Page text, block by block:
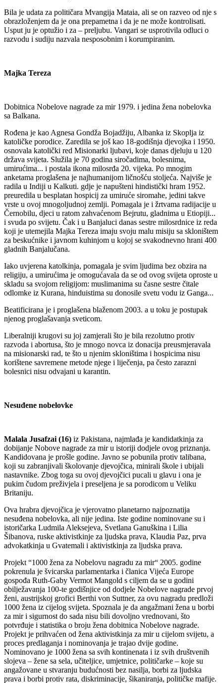
Bila je udata za političara Mvangija Mataia, ali se on razveo od nje s
obrazloženjem da je ona prepametna i da je ne može kontrolisati.
Usput ju je optužio i za – preljubu. Vangari se usprotivila odluci o
razvodu i sudiju nazvala nesposobnim i korumpiranim.
Majka Tereza
Dobitnica Nobelove nagrade za mir 1979. i jedina žena nobelovka
sa Balkana.
Rođena je kao Agnesa Gondža Bojadžiju, Albanka iz Skoplja iz
katoličke porodice. Zaredila se još kao 18-godišnja djevojka i 1950.
osnovala katolički red Misionarki ljubavi, koje danas djeluju u 120
država svijeta. Služila je 70 godina siročadima, bolesnima,
umirućima... i postala ikona milosrđa 20. vijeka. Po mnogim
anketama proglašena je najhumanijom ličnošću stoljeća. Najviše je
radila u Indiji u Kalkuti. gdje je napušteni hindistički hram 1952.
preuredila u besplatan hospicij za umiruće siromahe, jedini takve
vrste u ovoj mnogoljudnoj zemlji. Pomagala je i žrtvama radijacije u
Černobilu, djeci u ratom zahvaćenom Bejrutu, gladnima u Etiopiji...
i svuda po svijetu. Čak i u Banjaluci danas sestre milosrdnice iz reda
koji je utemejila Majka Tereza imaju svoju malu misiju sa skloništem
za beskućnike i javnom kuhinjom u kojoj se svakodnevno hrani 400
gladnih Banjalučana.
Iako uvjerena katolkinja, pomagala je svim ljudima bez obzira na
religiju, a umirućima je omogućavala da se od ovog svijeta oproste u
skladu sa svojom religijom: muslimanima su časne sestre čitale
odlomke iz Kurana, hinduistima su donosile svetu vodu iz Ganga...
Beatificirana je i proglašena blaženom 2003. a u toku je postupak
njenog proglašavanja sveticom.
Liberalniji krugovi su joj zamjerali što je bila rezolutno protiv
razvoda i abortusa, što je mnogo novca iz donacija preusmjeravala
na misionarski rad, te što u njenim skloništima i hospicima nisu
korištene savremene metode njege i liječenja, pa često zarazni
bolesnici nisu odvajani u karantin.
Nesuđene nobelovke
Malala Jusafzai (16) iz Pakistana, najmlađa je kandidatkinja za
dobijanje Nobove nagrade za mir u istoriji dodjele ovog priznanja.
Kandidovana je prošle godine. Javno se pobunila protiv talibana,
koji su zabranjivali školovanje djevojčica, minirali škole i ubijali
nastavnike. Zbog toga su ovoj djevojčici pucali u glavu i ona je
pukim čudom preživjela i preseljena je sa porodicom u Veliku
Britaniju.
Ova hrabra djevojčica je vjerovatno planetarno najpoznatija
nesuđena nobelovka, ali nije jedina. Iste godine nominovane su i
istoričarka Ludmila Aleksejeva, Svetlana Ganuškina i Lilia
Šibanova, ruske aktivistkinje za ljudska prava, Klaudia Paz, prva
advokatkinja u Gvatemali i aktivistkinja za ljudska prava.
Projekt “1000 žena za Nobelovu nagradu za mir“ 2005. godine
pokrenula je švicarska parlamentarka i članica Vijeća Europe
gospođa Ruth-Gaby Vermot Mangold s ciljem da se u godini
obilježavanja 100-te godišnjice od dodjele Nobelove nagrade prvoj
ženi, austrijskoj grofici Berthi von Suttner, za ovu nagradu predloži
1000 žena iz cijelog svijeta. Spoznala je da angažmani žena u borbi
za mir i sigurnost do sada nisu bili dovoljno vrednovani, što
potvrđuje i statistika o broju žena dobitnica Nobelove nagrade.
Projekt je prihvaćen od žena aktivistkinja za mir u cijelom svijetu, a
proces predlaganja i nominovanja je trajao dvije godine.
Nominovano je 1000 žena sa svih kontinenata i iz svih društvenih
slojeva – žene sa sela, učiteljice, umjetnice, političarke – koje su
angažovane u stvaranju budućnosti bez nasilja, borbi za ljudska
prava i borbi protiv rata, diskriminacije, šikaniranja, političke mafije.